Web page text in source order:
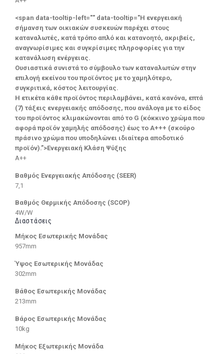
<span data-tooltip-left="" data-tooltip="Η ενεργειακή
σήμανση των οικιακών συσκευών παρέχει στους
καταναλωτές, κατά τρόπο απλό και κατανοητό, ακριβείς,
αναγνωρίσιμες και συγκρίσιμες πληροφορίες για την
κατανάλωση ενέργειας.
Ουσιαστικά συνιστά το σύμβουλο των καταναλωτών στην
επιλογή εκείνου του προϊόντος με το χαμηλότερο,
συγκριτικά, κόστος λειτουργίας.
Η ετικέτα κάθε προϊόντος περιλαμβάνει, κατά κανόνα, επτά
(7) τάξεις ενεργειακής απόδοσης, που ανάλογα με το είδος
του προϊόντος κλιμακώνονται από το G (κόκκινο χρώμα που
αφορά προϊόν χαμηλής απόδοσης) έως το Α+++ (σκούρο
πράσινο χρώμα που υποδηλώνει ιδιαίτερα αποδοτικό
προϊόν).”>Ενεργειακή Κλάση Ψύξης
A++
Βαθμός Ενεργειακής Απόδοσης (SEER)
7,1
Βαθμός Θερμικής Απόδοσης (SCOP)
4W/W
Διαστάσεις
Μήκος Εσωτερικής Μονάδας
957mm
Ύψος Εσωτερικής Μονάδας
302mm
Βάθος Εσωτερικής Μονάδας
213mm
Βάρος Εσωτερικής Μονάδας
10kg
Μήκος Εξωτερικής Μονάδα